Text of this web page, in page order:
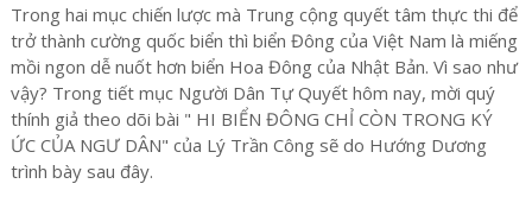
Trong hai mục chiến lược mà Trung cộng quyết tâm thực thi để
trở thành cường quốc biển thì biển Đông của Việt Nam là miếng
mồi ngon dễ nuốt hơn biển Hoa Đông của Nhật Bản. Vì sao như
vậy? Trong tiết mục Người Dân Tự Quyết hôm nay, mời quý
thính giả theo dõi bài " HI BIỂN ĐÔNG CHỈ CÒN TRONG KÝ
ỨC CỦA NGƯ DÂN" của Lý Trần Công sẽ do Hướng Dương
trình bày sau đây.